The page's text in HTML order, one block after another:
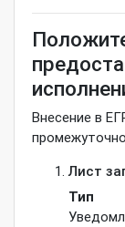
Внесение в
Лист
Тип